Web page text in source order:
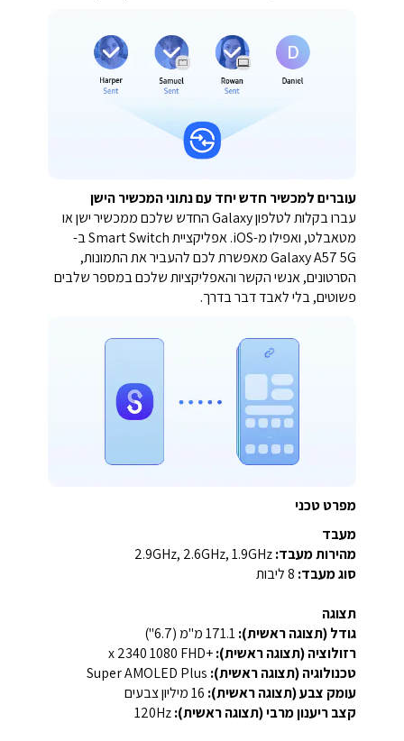
עוברים למכשיר חדש יחד עם נתוני המכשיר הישן
עברו בקלות לטלפון Galaxy החדש שלכם ממכשיר ישן או
מטאבלט, ואפילו מ-iOS. אפליקציית Smart Switch ב-
Galaxy A57 5G מאפשרת לכם להעביר את התמונות,
הסרטונים, אנשי הקשר והאפליקציות שלכם במספר שלבים
פשוטים, בלי לאבד דבר בדרך.
מפרט טכני
מעבד
מהירות מעבד:
סוג מעבד:
תצוגה
גודל (תצוגה ראשית):
רזולוציה (תצוגה ראשית):
טכנולוגיה (תצוגה ראשית):
עומק צבע (תצוגה ראשית):
קצב ריענון מרבי (תצוגה ראשית):